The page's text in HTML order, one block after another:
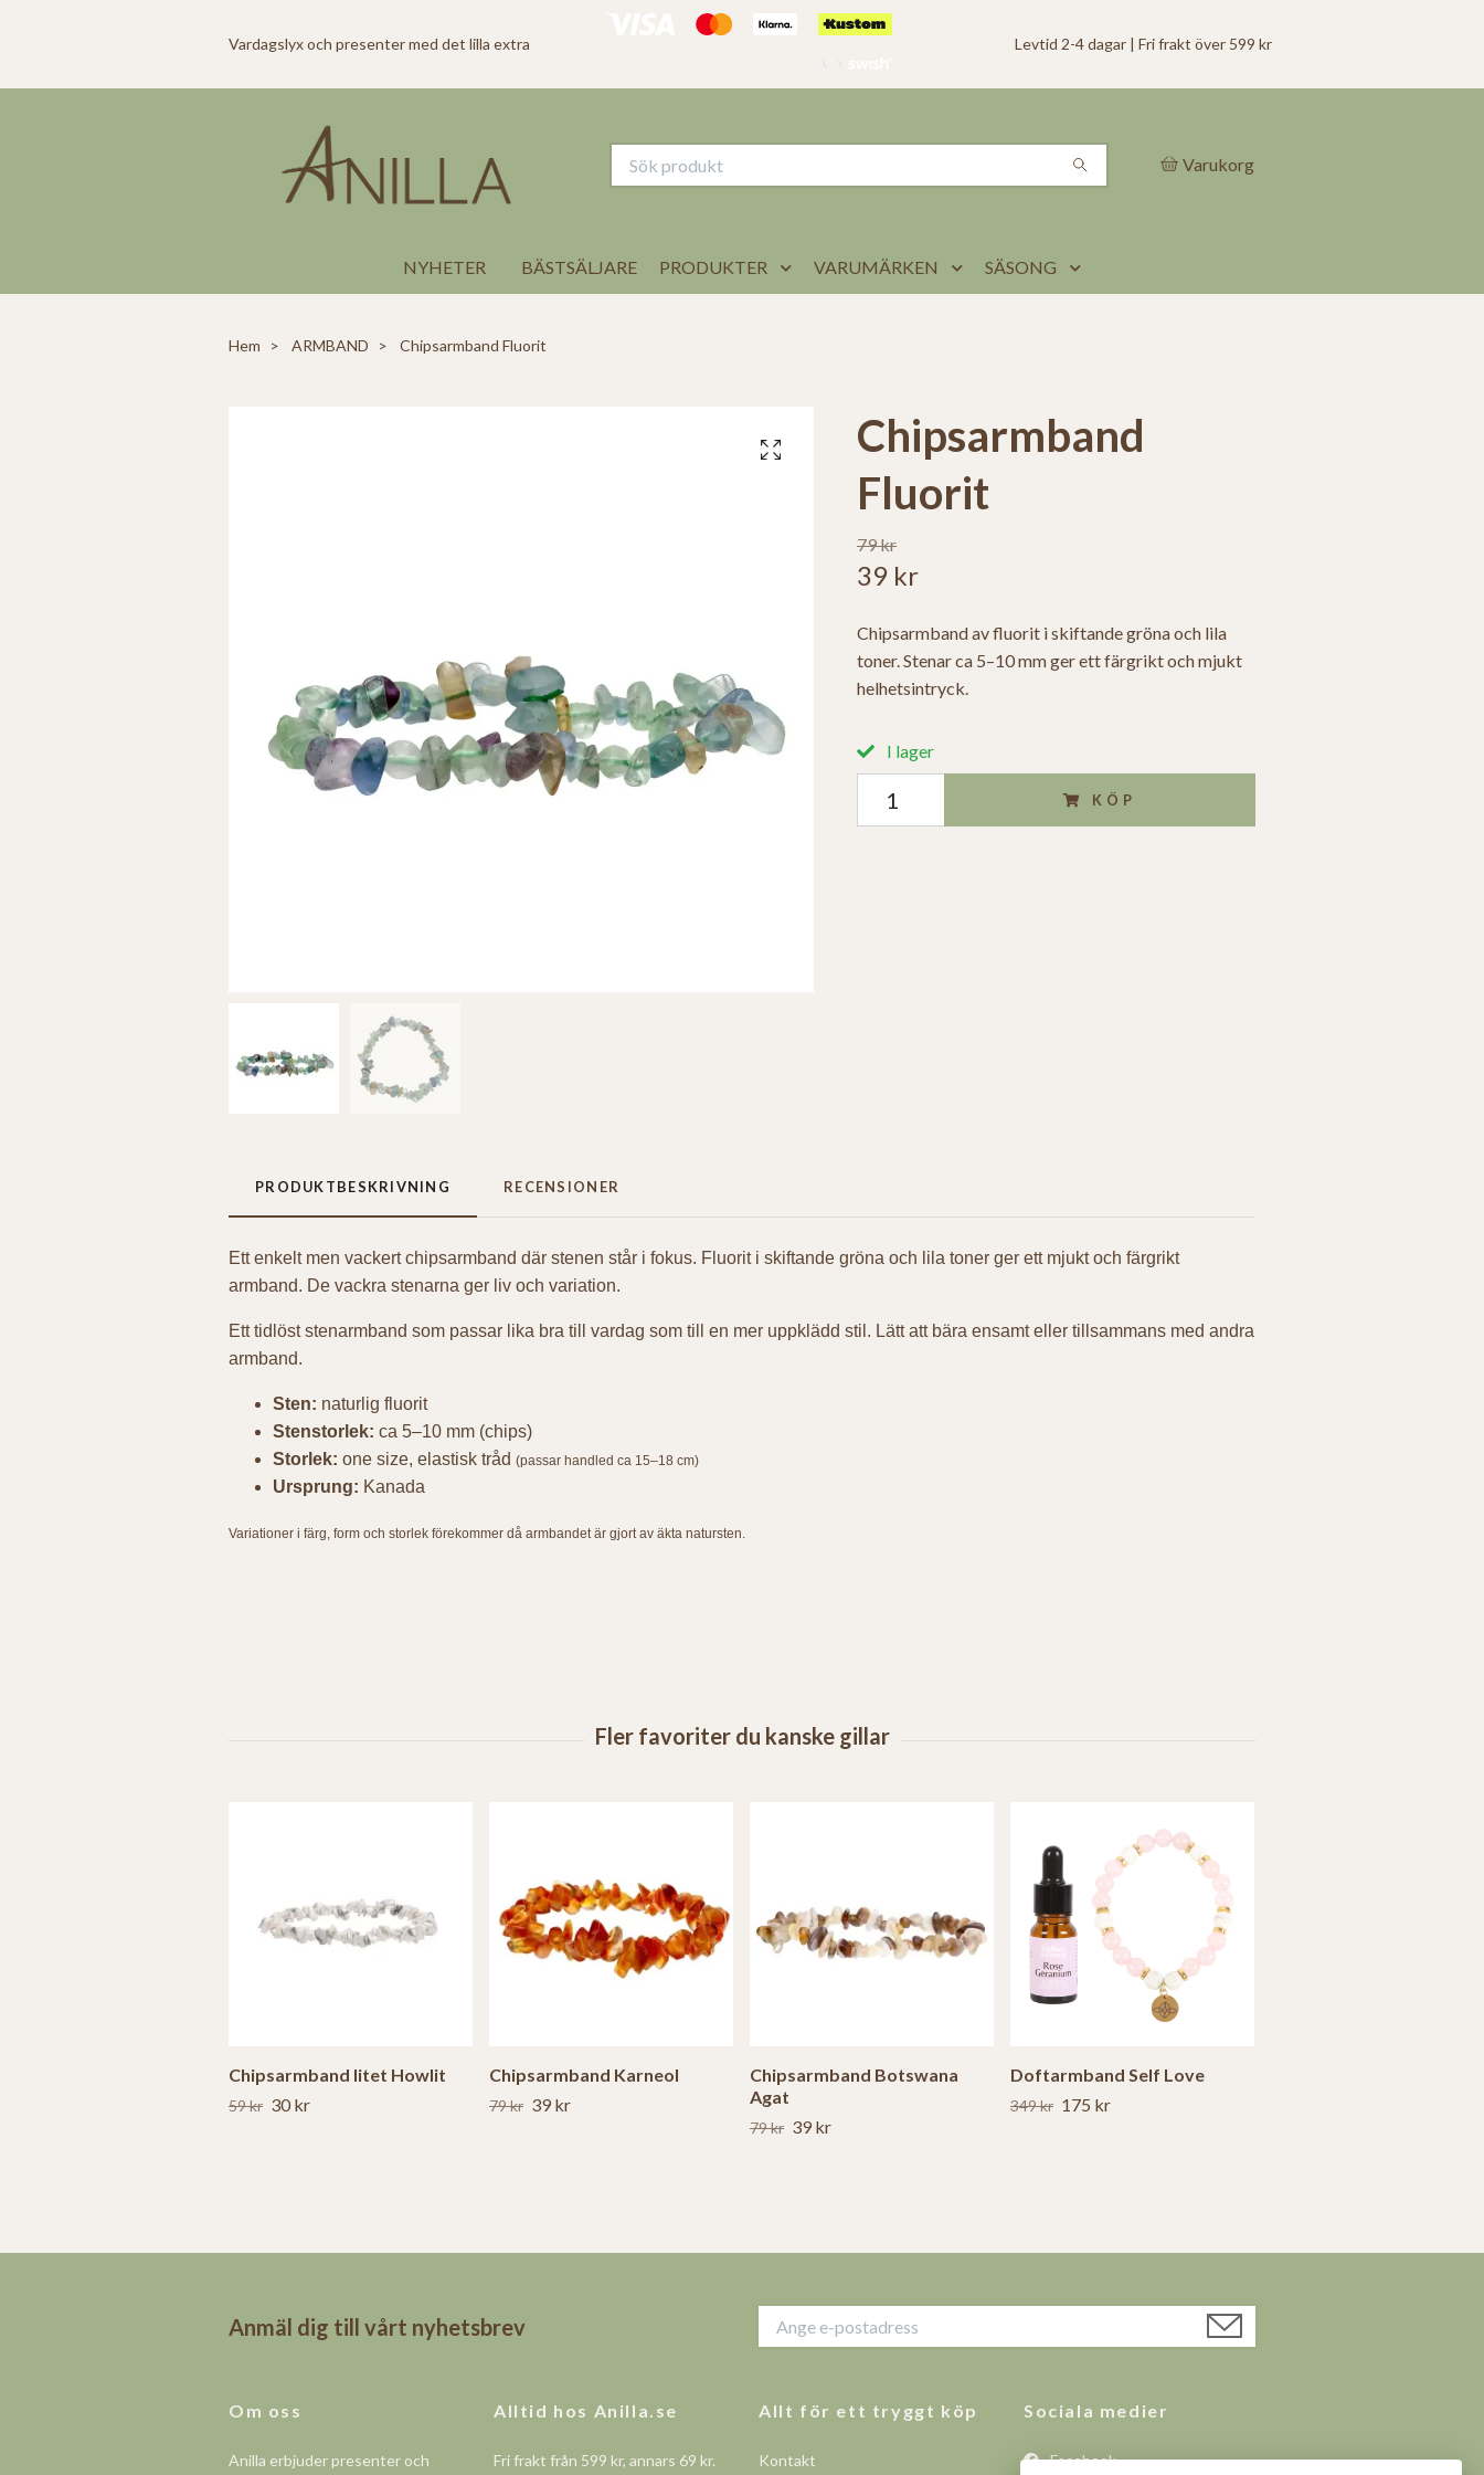
Vardagslyx och presenter med det lilla extra Levtid 2-4 dagar | Fri frakt över 599 kr
Varukorg
NYHETER BÄSTSÄLJARE PRODUKTER VARUMÄRKEN SÄSONG
Hem ARMBAND Chipsarmband Fluorit
Chipsarmband
Fluorit
79 kr
39 kr
Chipsarmband av fluorit i skiftande gröna och lila
toner. Stenar ca 5–10 mm ger ett färgrikt och mjukt
helhetsintryck.
I lager
KÖP
PRODUKTBESKRIVNING RECENSIONER
Ett enkelt men vackert chipsarmband där stenen står i fokus. Fluorit i skiftande gröna och lila toner ger ett mjukt och färgrikt
armband. De vackra stenarna ger liv och variation.
Ett tidlöst stenarmband som passar lika bra till vardag som till en mer uppklädd stil. Lätt att bära ensamt eller tillsammans med andra
armband.
Sten: naturlig fluorit
Stenstorlek: ca 5–10 mm (chips)
Storlek: one size, elastisk tråd (passar handled ca 15–18 cm)
Ursprung: Kanada
Variationer i färg, form och storlek förekommer då armbandet är gjort av äkta natursten.
Chipsarmband litet Howlit
59 kr 30 kr
Chipsarmband Karneol
79 kr 39 kr
Chipsarmband Botswana
Agat
79 kr 39 kr
Doftarmband Self Love
349 kr 175 kr
Anmäl dig till vårt nyhetsbrev
Om oss
Anilla erbjuder presenter och
Alltid hos Anilla.se
Fri frakt från 599 kr, annars 69 kr.
Allt för ett tryggt köp
Kontakt
Sociala medier
Facebook